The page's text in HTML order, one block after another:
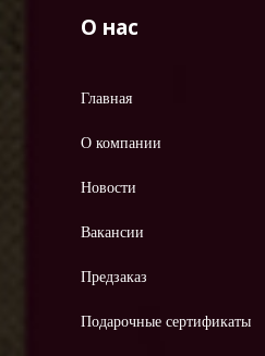
О нас
Главная
О компании
Новости
Вакансии
Предзаказ
Подарочные сертификаты